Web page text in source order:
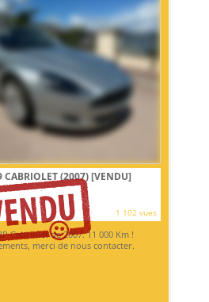
(2007)[VENDU]
1 102 vues
Cabriolet de 2007. 11 000 Km !
merci de nous contacter.